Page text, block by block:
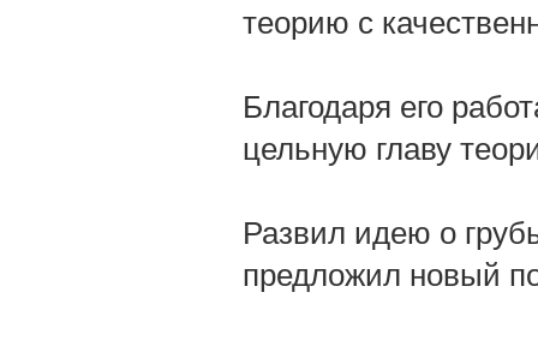
теорию с
Благодаря его
цельную главу
Развил идею о
предложил новый